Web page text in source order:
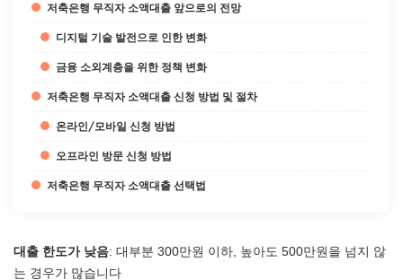
저축은행 무직자 소액대출 앞으로의 전망
디지털 기술 발전으로 인한 변화
금융 소외계층을 위한 정책 변화
저축은행 무직자 소액대출 신청 방법 및 절차
온라인/모바일 신청 방법
오프라인 방문 신청 방법
저축은행 무직자 소액대출 선택법
대출 한도가 낮음: 대부분 300만원 이하, 높아도 500만원을 넘지 않
는 경우가 많습니다